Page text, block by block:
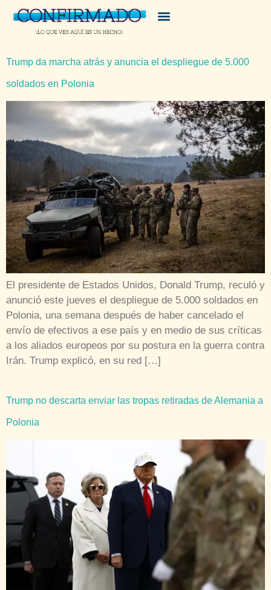
Trump da marcha atrás y anuncia el despliegue de 5.000
soldados en Polonia
El presidente de Estados Unidos, Donald Trump, reculó y
anunció este jueves el despliegue de 5.000 soldados en
Polonia, una semana después de haber cancelado el
envío de efectivos a ese país y en medio de sus críticas
a los aliados europeos por su postura en la guerra contra
Irán. Trump explicó, en su red […]
Trump no descarta enviar las tropas retiradas de Alemania a
Polonia